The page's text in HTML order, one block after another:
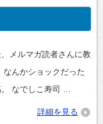
メルマガ読者さんに教
なんかショックだった
なでしこ寿司 …
詳細を見る